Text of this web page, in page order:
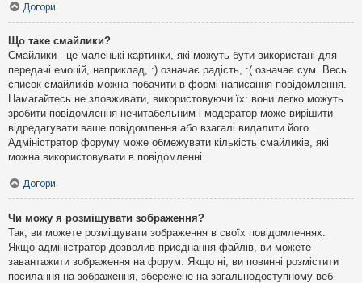
Догори
Що таке смайлики?
Смайлики - це маленькі картинки, які можуть бути використані для
передачі емоцій, наприклад, :) означає радість, :( означає сум. Весь
список смайликів можна побачити в формі написання повідомлення.
Намагайтесь не зловживати, використовуючи їх: вони легко можуть
зробити повідомлення нечитабельним і модератор може вирішити
відредагувати ваше повідомлення або взагалі видалити його.
Адміністратор форуму може обмежувати кількість смайликів, які
можна використовувати в повідомленні.
Догори
Чи можу я розміщувати зображення?
Так, ви можете розміщувати зображення в своїх повідомленнях.
Якщо адміністратор дозволив приєднання файлів, ви можете
завантажити зображення на форум. Якщо ні, ви повинні розмістити
посилання на зображення, збережене на загальнодоступному веб-